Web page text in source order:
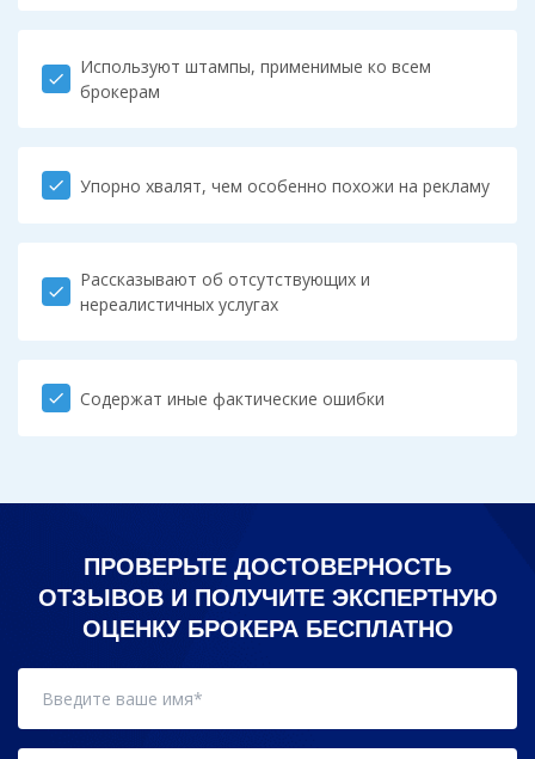
check
Используют штампы, применимые ко всем
брокерам
check Упорно хвалят, чем особенно похожи на рекламу
check
Рассказывают об отсутствующих и
нереалистичных услугах
check Содержат иные фактические ошибки
ПРОВЕРЬТЕ ДОСТОВЕРНОСТЬ
ОТЗЫВОВ И ПОЛУЧИТЕ ЭКСПЕРТНУЮ
ОЦЕНКУ БРОКЕРА БЕСПЛАТНО